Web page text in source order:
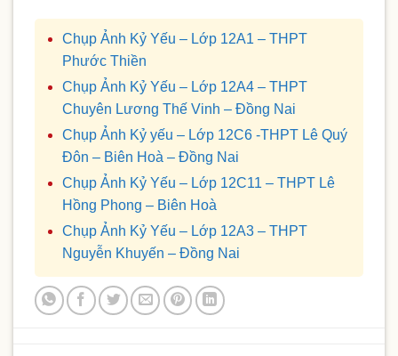
Chụp Ảnh Kỷ Yếu – Lớp 12A1 – THPT
Phước Thiền
Chụp Ảnh Kỷ Yếu – Lớp 12A4 – THPT
Chuyên Lương Thế Vinh – Đồng Nai
Chụp Ảnh Kỷ yếu – Lớp 12C6 -THPT Lê Quý
Đôn – Biên Hoà – Đồng Nai
Chụp Ảnh Kỷ Yếu – Lớp 12C11 – THPT Lê
Hồng Phong – Biên Hoà
Chụp Ảnh Kỷ Yếu – Lớp 12A3 – THPT
Nguyễn Khuyến – Đồng Nai